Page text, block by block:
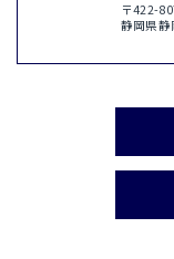
〒422-
静岡県